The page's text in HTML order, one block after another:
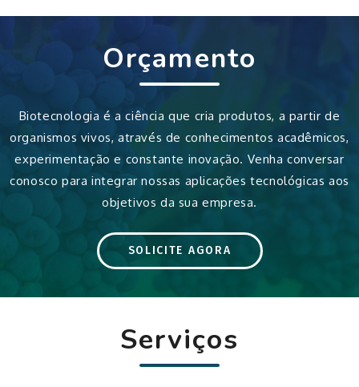
Orçamento
Biotecnologia é a ciência que cria produtos, a partir de
organismos vivos, através de conhecimentos acadêmicos,
experimentação e constante inovação. Venha conversar
conosco para integrar nossas aplicações tecnológicas aos
objetivos da sua empresa.
SOLICITE AGORA
Serviços